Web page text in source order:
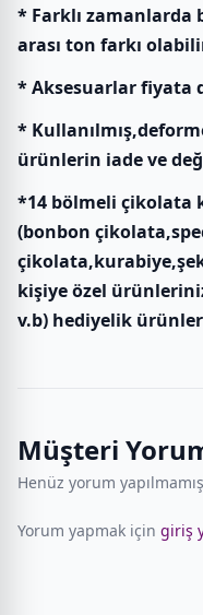
* Farklı zamanlarda
arası ton farkı
* Aksesuarlar fiyata
*
ürünlerin iade ve
*14 bölmeli
(bonbon
kişiye özel
v.b) hediyelik
Müşteri
Henüz yorum
Yorum yapmak için giriş